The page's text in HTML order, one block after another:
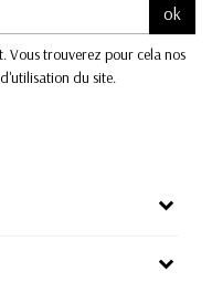
ok
Vous trouverez pour cela nos
du site.